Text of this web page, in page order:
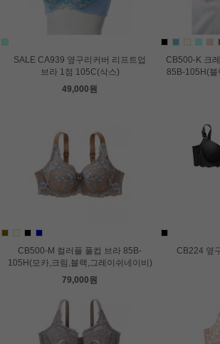
SALE CA939 옆구리커버 리프트업
브라 1점 105C(삭스)
49,000원
CB500-K 크
85B-105H(블
CB500-M 컬러플 풀컵 브라 85B-
105H(모카,크림,블랙,그레이쉬네이비)
79,000원
CB224 옆